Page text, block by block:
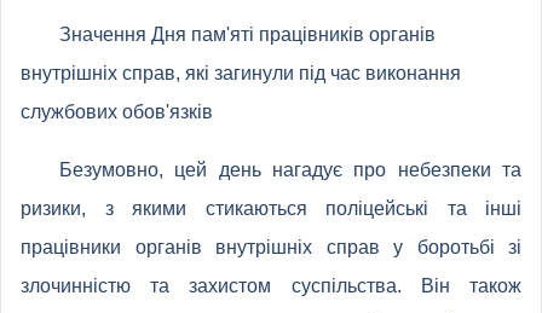
Значення Дня пам'яті працівників органів
внутрішніх справ, які загинули під час виконання
службових обов'язків
Безумовно, цей день нагадує про небезпеки та
ризики, з якими стикаються поліцейські та інші
працівники органів внутрішніх справ у боротьбі зі
злочинністю та захистом суспільства. Він також